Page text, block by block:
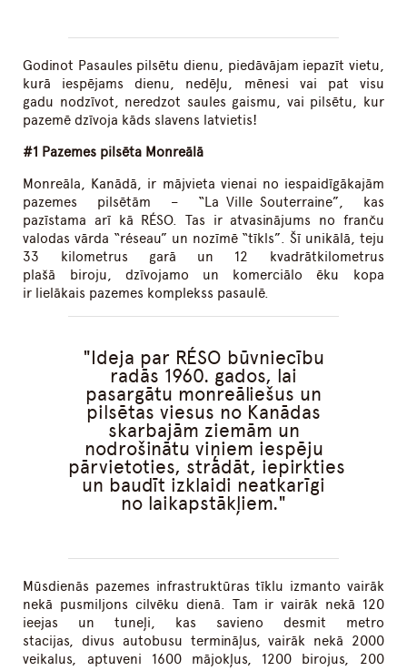
Godinot Pasaules pilsētu dienu, piedāvājam iepazīt vietu,
kurā iespējams dienu, nedēļu, mēnesi vai pat visu
gadu nodzīvot, neredzot saules gaismu, vai pilsētu, kur
pazemē dzīvoja kāds slavens latvietis!
#1 Pazemes pilsēta Monreālā
Monreāla, Kanādā, ir mājvieta vienai no iespaidīgākajām
pazemes pilsētām – “La Ville Souterraine”, kas
pazīstama arī kā RÉSO. Tas ir atvasinājums no franču
valodas vārda “réseau” un nozīmē “tīkls”. Šī unikālā, teju
33 kilometrus garā un 12 kvadrātkilometrus
plašā biroju, dzīvojamo un komerciālo ēku kopa
ir lielākais pazemes komplekss pasaulē.
Ideja par RÉSO būvniecību
radās 1960. gados, lai
pasargātu monreāliešus un
pilsētas viesus no Kanādas
skarbajām ziemām un
nodrošinātu viņiem iespēju
pārvietoties, strādāt, iepirkties
un baudīt izklaidi neatkarīgi
no laikapstākļiem.
Mūsdienās pazemes infrastruktūras tīklu izmanto vairāk
nekā pusmiljons cilvēku dienā. Tam ir vairāk nekā 120
ieejas un tuneļi, kas savieno desmit metro
stacijas, divus autobusu termināļus, vairāk nekā 2000
veikalus, aptuveni 1600 mājokļus, 1200 birojus, 200